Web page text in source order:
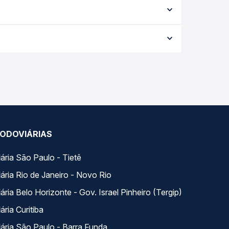
na data desejada.
oferta para o seu roteiro.
São Paulo - Tietê
Rio de Janeiro - Novo Rio
Belo Horizonte - Gov. Israel Pinheiro (Tergip)
Curitiba
São Paulo - Barra Funda